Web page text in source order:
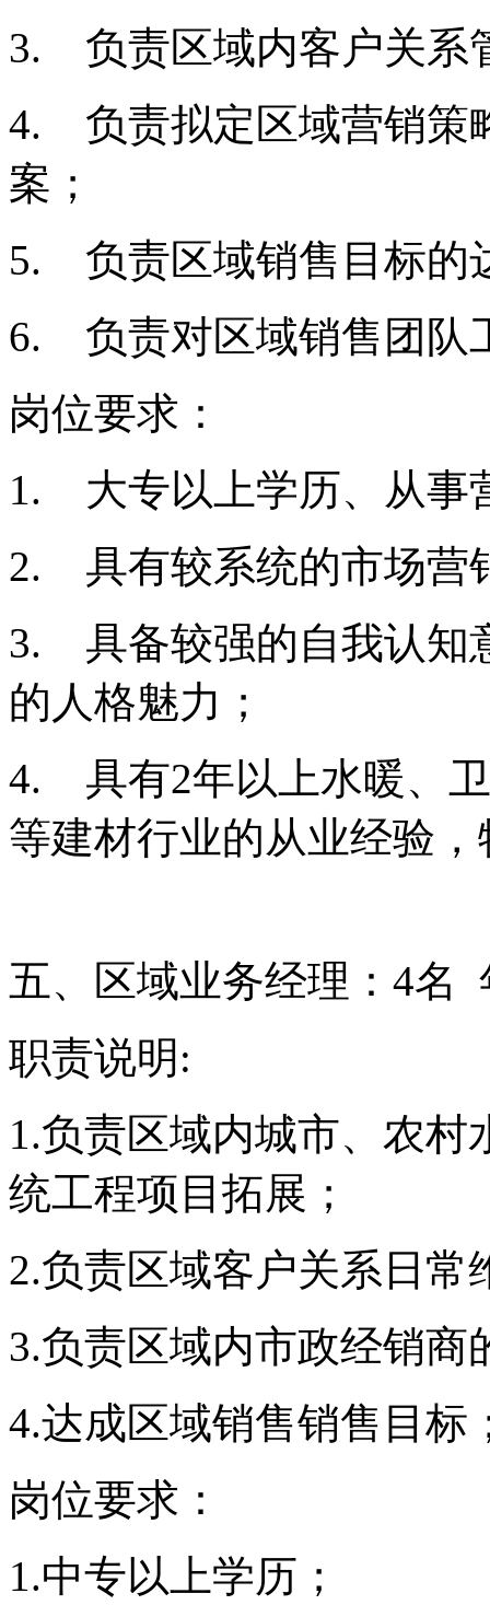
3.
负责区域内客户关系
4.
负责拟定区域营销策
案；
5.
负责区域销售目标的
6.
负责对区域销售团队
岗位要求：
1.
大专以上学历、从事
2.
具有较系统的市场营
3.
具备较强的自我认知
的人格魅力；
4.
具有2年以上水暖、
等建材行业的从业经验
五、区域业务经理： 4名
职责说明 :
1.负责区域内城市、农村
统工程项目拓展；
2.负责区域客户关系日常
3.负责区域内市政经销商
4.达成区域销售销售目标
岗位要求：
1.中专以上学历；